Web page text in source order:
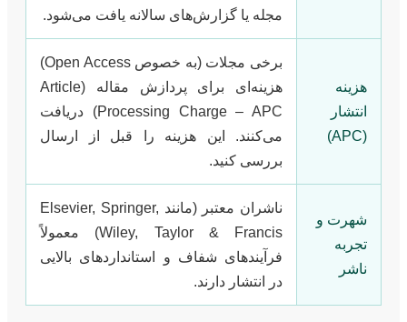
مجله یا گزارش‌های سالانه یافت می‌شود.
هزینه
انتشار
(APC)
برخی مجلات (به خصوص Open Access)
هزینه‌ای برای پردازش مقاله (Article
Processing Charge – APC) دریافت
می‌کنند. این هزینه را قبل از ارسال
بررسی کنید.
شهرت و
تجربه
ناشر
ناشران معتبر (مانند Elsevier, Springer,
Wiley, Taylor & Francis) معمولاً
فرآیندهای شفاف و استانداردهای بالایی
در انتشار دارند.